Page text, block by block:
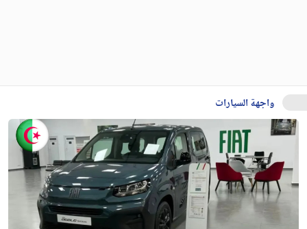
واجهة السيارات